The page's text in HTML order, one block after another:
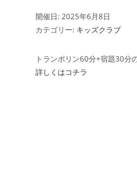
開催日: 2025年6月8日
カテゴリー: キッズクラブ
トランポリン60分+宿題30分
詳しくはコチラ